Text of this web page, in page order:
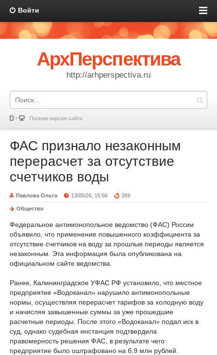
Войти
АрхПерспектива
http://arhperspectiva.ru
Полная версия сайта
ФАС признало незаконным
перерасчет за отсутствие
счетчиков воды
Павлова Ольга 13/05/26, 15:56 269
Общество
Федеральное антимонопольное ведомство (ФАС) России
объявило, что применение повышенного коэффициента за
отсутствие счетчиков на воду за прошлые периоды является
незаконным. Эта информация была опубликована на
официальном сайте ведомства.
Ранее, Калининградское УФАС РФ установило, что местное
предприятие «Водоканал» нарушило антимонопольные
нормы, осуществляя перерасчет тарифов за холодную воду
и начисляя завышенные суммы за уже прошедшие
расчетные периоды. После этого «Водоканал» подал иск в
суд, однако судебная инстанция подтвердила
правомерность решения ФАС, в результате чего
предприятие было оштрафовано на 6,9 млн рублей.